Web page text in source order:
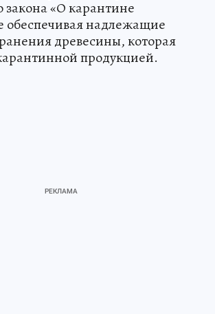
закона «О карантине
обеспечивая надлежащие
древесины, которая
продукцией.